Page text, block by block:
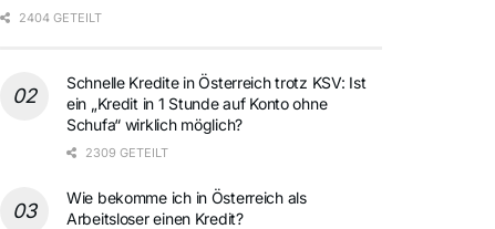
2404 GETEILT
Schnelle Kredite in Österreich trotz KSV: Ist
ein „Kredit in 1 Stunde auf Konto ohne
Schufa“ wirklich möglich?
2309 GETEILT
Wie bekomme ich in Österreich als
Arbeitsloser einen Kredit?